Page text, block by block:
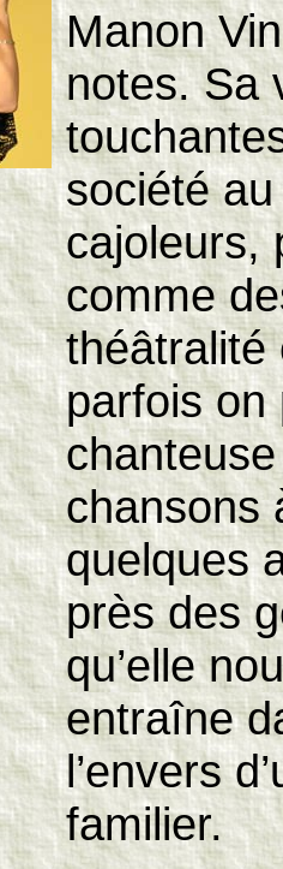
Manon
notes. Sa
société
cajoleurs,
comme
théâtralité
parfois on
chansons
quelques
près des
qu’elle
entraîne
l’envers
familier.